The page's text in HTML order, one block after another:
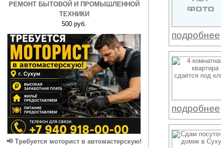
РЕМОНТ БЫТОВОЙ И ПРОМЫШЛЕННОЙ
ТЕХНИКИ
500 руб.
📢 Требуется моторист в автомастерскую!
подробнее
подробнее